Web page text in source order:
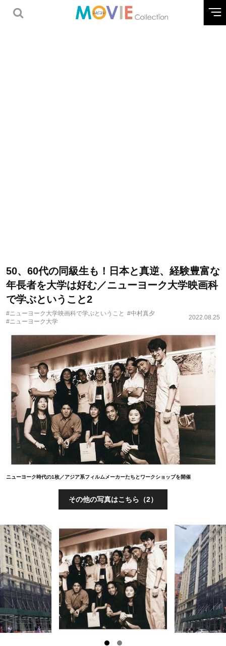
50、60代の同級生も！日本と真逆、経験豊富な
年長者を大学は好む／ニューヨーク大学映画科
で学ぶということ2
#ニューヨーク大学映画科で学ぶということ #中村真夕
#ニューヨーク大学
2022.08.25
ニューヨーク時代の1枚／アジア系フィルムメーカーたちとワークショップを開催
その他の写真はこちら（2）